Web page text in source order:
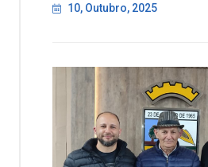
10, Outubro, 2025